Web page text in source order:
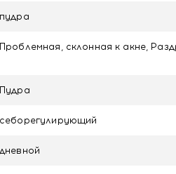
пудра
Проблемная, склонная к акне,
Пудра
себорегулирующий
дневной